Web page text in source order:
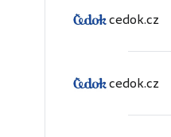
cedok.cz
cedok.cz